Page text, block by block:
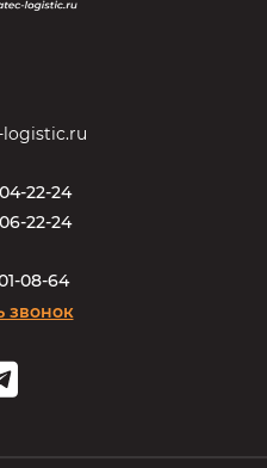
logistic.ru
4-22-24
06-22-24
1-08-64
звонок